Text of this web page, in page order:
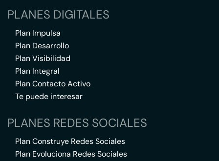
PLANES DIGITALES
Plan Impulsa
Plan Desarrollo
Plan Visibilidad
Plan Integral
Plan Contacto Activo
Te puede interesar
PLANES REDES SOCIALES
Plan Construye Redes Sociales
Plan Evoluciona Redes Sociales